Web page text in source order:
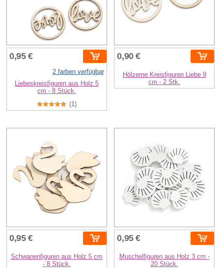
0,95 €
2 farben verfügbar
Liebeskreisfiguren aus Holz 5
cm - 8 Stück.
(1)
0,90 €
Hölzerne Kreisfiguren Liebe 9
cm - 2 Stk.
0,95 €
Schwanenfiguren aus Holz 5 cm
- 8 Stück.
0,95 €
Muschelfiguren aus Holz 3 cm -
20 Stück.